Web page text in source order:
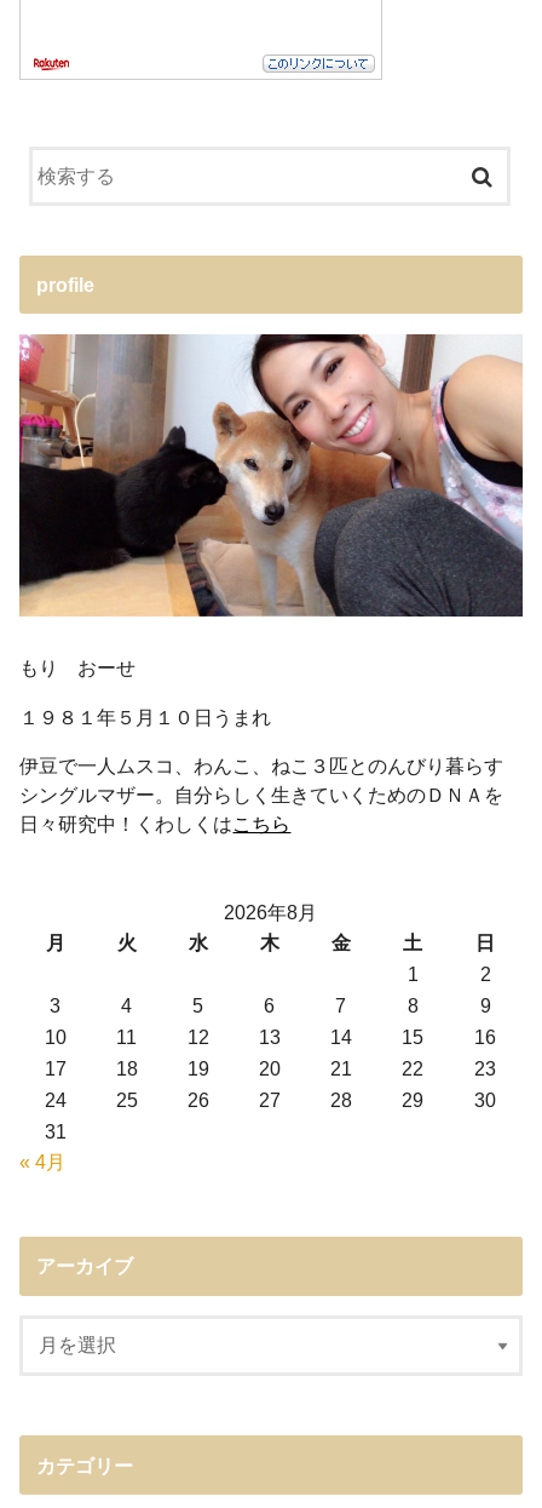
profile
もり おーせ
１９８１年５月１０日うまれ
伊豆で一人ムスコ、わんこ、ねこ３匹とのんびり暮らす
シングルマザー。自分らしく生きていくためのＤＮＡを
日々研究中！くわしくはこちら
2026年8月
月
火 水 木 金 土
日
1
2
3
4 5 6 7 8
9
10
11 12 13 14 15
16
17
18 19 20 21 22
23
24
25 26 27 28 29
30
31
« 4月
アーカイブ
カテゴリー